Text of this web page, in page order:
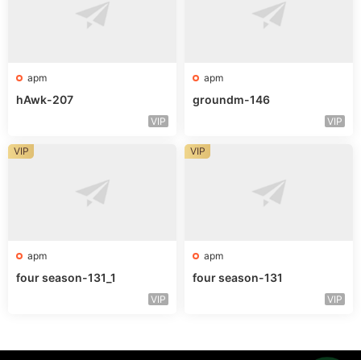
apm
hAwk-207
VIP
apm
groundm-146
VIP
apm
four season-131_1
VIP
VIP
apm
four season-131
VIP
VIP